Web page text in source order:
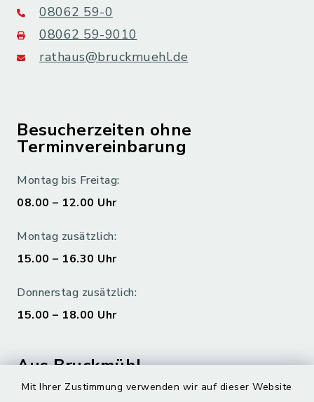
Mit Ihrer Zustimmung verwenden wir auf dieser Website
08062 59-0
08062 59-9010
rathaus@bruckmuehl.de
Besucherzeiten ohne
Terminvereinbarung
Montag bis Freitag:
08.00 – 12.00 Uhr
Montag zusätzlich:
15.00 – 16.30 Uhr
Donnerstag zusätzlich:
15.00 – 18.00 Uhr
Aus Bruckmühl